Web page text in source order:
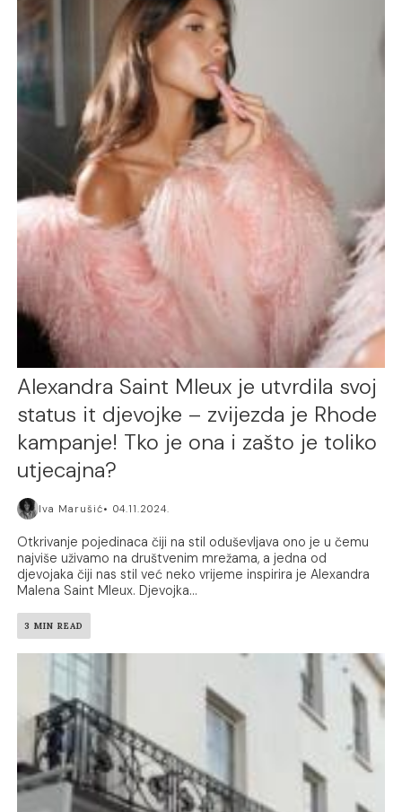
Alexandra Saint Mleux je utvrdila svoj
status it djevojke – zvijezda je Rhode
kampanje! Tko je ona i zašto je toliko
utjecajna?
Iva Marušić 04.11.2024.
Otkrivanje pojedinaca čiji na stil oduševljava ono je u čemu
najviše uživamo na društvenim mrežama, a jedna od
djevojaka čiji nas stil već neko vrijeme inspirira je Alexandra
Malena Saint Mleux. Djevojka...
3 MIN READ